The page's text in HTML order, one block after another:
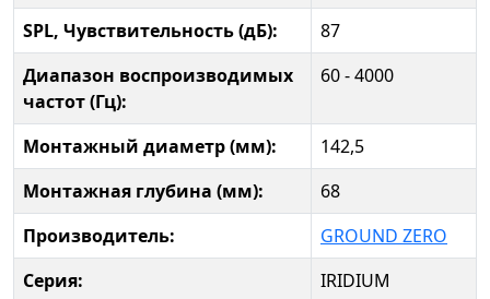
SPL, Чувствительность (дБ):
87
Диапазон воспроизводимых
частот (Гц):
60 - 4000
Монтажный диаметр (мм):
142,5
Монтажная глубина (мм):
68
Производитель:
GROUND ZERO
Серия:
IRIDIUM